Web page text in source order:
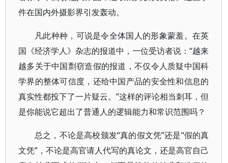
件在国内外摄影界引发轰动。
凡此种种，可说是令全体国人的形象蒙羞。在英
国《经济学人》杂志的报道中，一位受访者说：“越来
越多关于中国剽窃造假的报道，不仅令人质疑中国科
学界的整体可信度，还给中国产品的安全性和信息的
真实性都投下了一片疑云。”这样的评论相当刺耳，但
是你能说它超出了普通人的逻辑能力和常识范围吗？
总之，不论是高校颁发“真的假文凭”还是“假的真
文凭”，不论是高官请人代写的真论文，还是高官自己